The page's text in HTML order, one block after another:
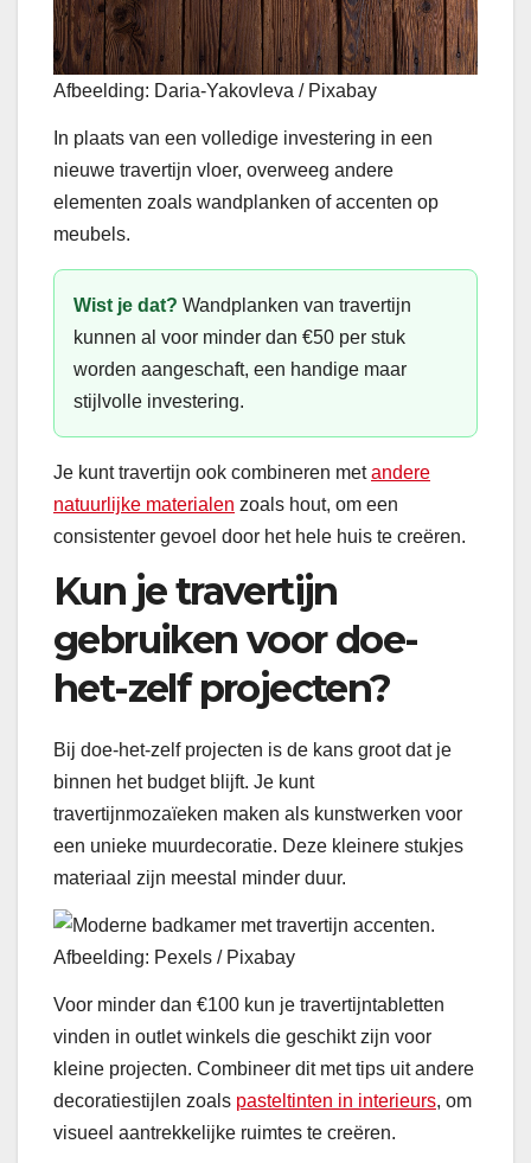
Afbeelding: Daria-Yakovleva / Pixabay
In plaats van een volledige investering in een
nieuwe travertijn vloer, overweeg andere
elementen zoals wandplanken of accenten op
meubels.
Wist je dat? Wandplanken van travertijn
kunnen al voor minder dan €50 per stuk
worden aangeschaft, een handige maar
stijlvolle investering.
Je kunt travertijn ook combineren metandere
natuurlijke materialen zoals hout, om een
consistenter gevoel door het hele huis te creëren.
Kun je travertijn
gebruiken voor doe-
het-zelf projecten?
Bij doe-het-zelf projecten is de kans groot dat je
binnen het budget blijft. Je kunt
travertijnmozaïeken maken als kunstwerken voor
een unieke muurdecoratie. Deze kleinere stukjes
materiaal zijn meestal minder duur.
Afbeelding: Pexels / Pixabay
Voor minder dan €100 kun je travertijntabletten
vinden in outlet winkels die geschikt zijn voor
kleine projecten. Combineer dit met tips uit andere
decoratiestijlen zoals pasteltinten in interieurs, om
visueel aantrekkelijke ruimtes te creëren.